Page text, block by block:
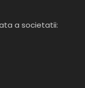
a societatii: